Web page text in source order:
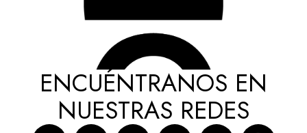
ENCUÉNTRANOS EN
NUESTRAS REDES